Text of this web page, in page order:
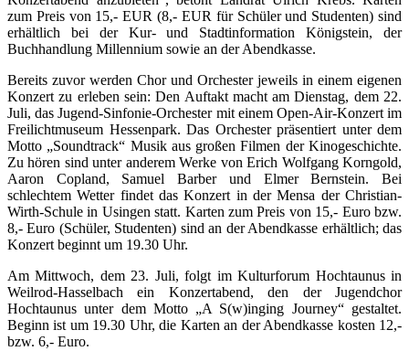
zum Preis von 15,- EUR (8,- EUR für Schüler und Studenten) sind
erhältlich bei der Kur- und Stadtinformation Königstein, der
Buchhandlung Millennium sowie an der Abendkasse.
Bereits zuvor werden Chor und Orchester jeweils in einem eigenen
Konzert zu erleben sein: Den Auftakt macht am Dienstag, dem 22.
Juli, das Jugend-Sinfonie-Orchester mit einem Open-Air-Konzert im
Freilichtmuseum Hessenpark. Das Orchester präsentiert unter dem
Motto „Soundtrack“ Musik aus großen Filmen der Kinogeschichte.
Zu hören sind unter anderem Werke von Erich Wolfgang Korngold,
Aaron Copland, Samuel Barber und Elmer Bernstein. Bei
schlechtem Wetter findet das Konzert in der Mensa der Christian-
Wirth-Schule in Usingen statt. Karten zum Preis von 15,- Euro bzw.
8,- Euro (Schüler, Studenten) sind an der Abendkasse erhältlich; das
Konzert beginnt um 19.30 Uhr.
Am Mittwoch, dem 23. Juli, folgt im Kulturforum Hochtaunus in
Weilrod-Hasselbach ein Konzertabend, den der Jugendchor
Hochtaunus unter dem Motto „A S(w)inging Journey“ gestaltet.
Beginn ist um 19.30 Uhr, die Karten an der Abendkasse kosten 12,-
bzw. 6,- Euro.